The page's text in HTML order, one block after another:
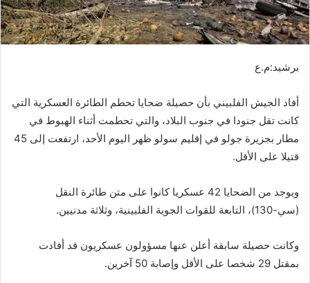
ل
ك
ا
برشيد:م.ع
أفاد الجيش الفلبيني بأن حصيلة ضحايا تحطم الطائرة العسكرية التي
كانت تقل جنودا في جنوب البلاد، والتي تحطمت أثناء الهبوط في
مطار بجزيرة جولو في إقليم سولو ظهر اليوم الأحد، ارتفعت إلى 45
قتيلا على الأقل.
ويوجد من الضحايا 42 عسكريا كانوا على متن طائرة النقل
(سي-130)، التابعة للقوات الجوية الفلبينية، وثلاثة مدنيين.
وكانت حصيلة سابقة أعلن عنها مسؤولون عسكريون قد أفادت
بمقتل 29 شخصا على الأقل وإصابة 50 آخرين.